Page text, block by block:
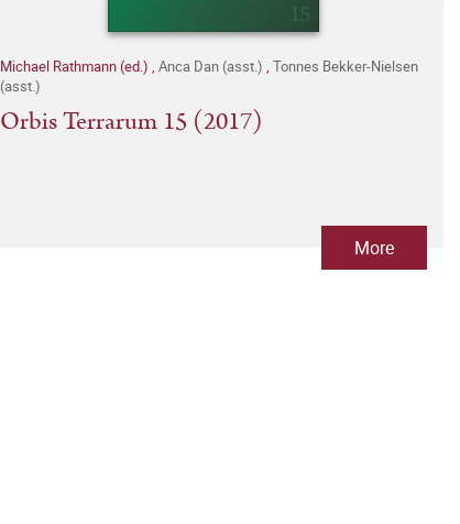
Michael Rathmann (ed.) , Anca Dan (asst.) , Tonnes Bekker-Nielsen
(asst.)
Orbis Terrarum 15 (2017)
More